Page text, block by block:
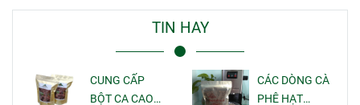
TIN HAY
CUNG CẤP
BỘT CA CAO
CÁC DÒNG CÀ
PHÊ HẠT